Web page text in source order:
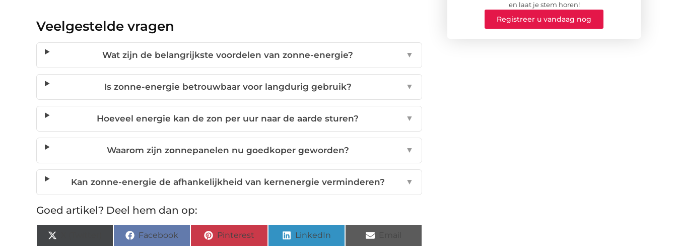
Veelgestelde vragen
Wat zijn de belangrijkste voordelen van zonne-energie? ▼
Is zonne-energie betrouwbaar voor langdurig gebruik? ▼
Hoeveel energie kan de zon per uur naar de aarde sturen? ▼
Waarom zijn zonnepanelen nu goedkoper geworden? ▼
Kan zonne-energie de afhankelijkheid van kernenergie verminderen? ▼
Goed artikel? Deel hem dan op:
Facebook Pinterest LinkedIn
en laat je stem horen!
Registreer u vandaag nog